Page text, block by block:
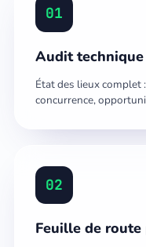
01
Audit
État des lieux complet
concurrence,
02
Feuille de route